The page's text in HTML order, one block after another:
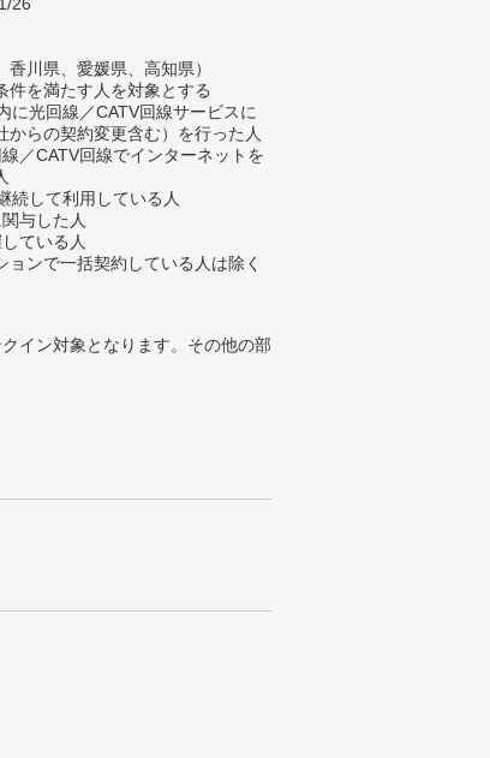
川県、愛媛県、高知県）
件を満たす人を対象とする
に光回線／CATV回線サービスに
からの契約変更含む）を行った人
／CATV回線でインターネットを
続して利用している人
与した人
ている人
ョンで一括契約している人は除く
イン対象となります。その他の部